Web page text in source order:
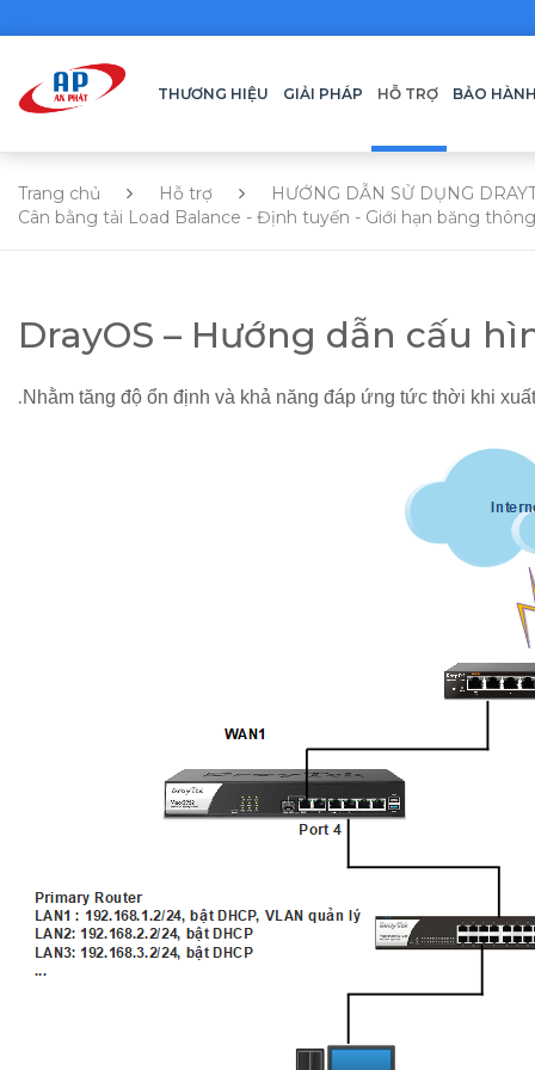
THƯƠNG HIỆU GIẢI PHÁP HỖ TRỢ BẢO
Trang chủ Hỗ trợ
HƯỚNG DẪN SỬ DỤNG
Cân bằng tải Load Balance - Định tuyến - Giới hạn băng thông
DrayOS – Hướng dẫn cấu
.Nhằm tăng độ ổn định và khả năng đáp ứng tức thời khi